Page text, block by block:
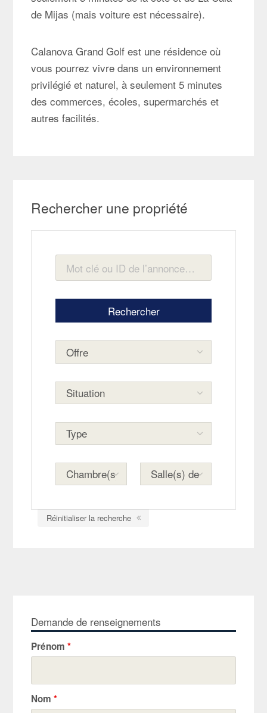
de Mijas (mais voiture est nécessaire).
Calanova Grand Golf est une résidence où
vous pourrez vivre dans un environnement
privilégié et naturel, à seulement 5 minutes
des commerces, écoles, supermarchés et
autres facilités.
Rechercher une propriété
Réinitialiser la recherche
Demande de renseignements
Prénom*
Nom*